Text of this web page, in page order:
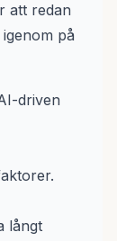
att redan
på
driven
långt